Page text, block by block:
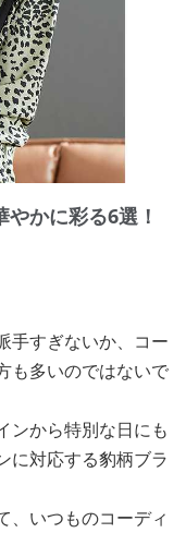
かに彩る6選！
手すぎないか、コー
も多いのではないで
ンから特別な日にも
に対応する豹柄ブラ
、いつものコーディ